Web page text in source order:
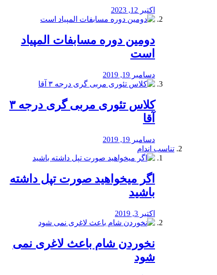
اکتبر 12, 2023
دومین دوره مسابفات المپیاد
است
دسامبر 19, 2019
کلاس تئوری مربی گری درجه ۳
آقا
دسامبر 19, 2019
تناسب اندام
اگر میخواهید صورت تپل داشته
باشید
اکتبر 3, 2019
نخوردن شام باعث لاغری نمی
‌شود